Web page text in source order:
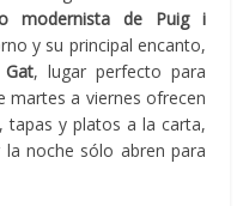
modernista de Puig i
y su principal encanto,
, lugar perfecto para
martes a viernes ofrecen
tapas y platos a la carta,
noche sólo abren para